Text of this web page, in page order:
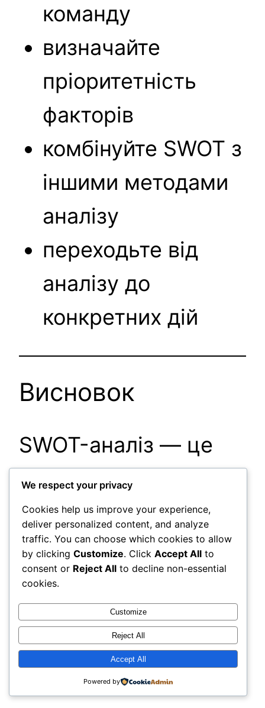
команду
визначайте
пріоритетність
факторів
комбінуйте SWOT з
іншими методами
аналізу
переходьте від
аналізу до
конкретних дій
Висновок
SWOT-аналіз — це
простий, але
ефективний
інструмент
стратегічного
мислення, який
підходить як для
бізнесу, так і для
We respect your privacy
Cookies help us improve your experience,
deliver personalized content, and analyze
traffic. You can choose which cookies to allow
by clicking Customize. Click Accept All to
consent or Reject All to decline non-essential
cookies.
Customize
Reject All
Accept All
Powered by